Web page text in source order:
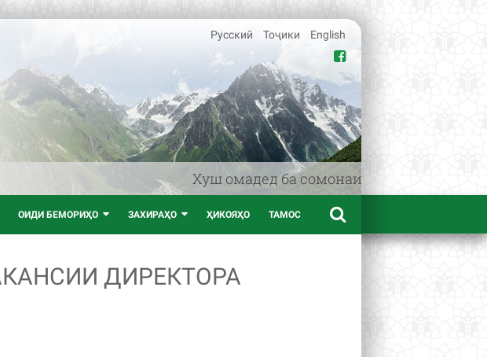
Хуш омадед ба сомонаи www.afif.tj –
Русский Тоҷики English
ОИДИ БЕМОРИҲО ЗАХИРАҲО ҲИКОЯҲО ТАМОС
ДИРЕКТОРА